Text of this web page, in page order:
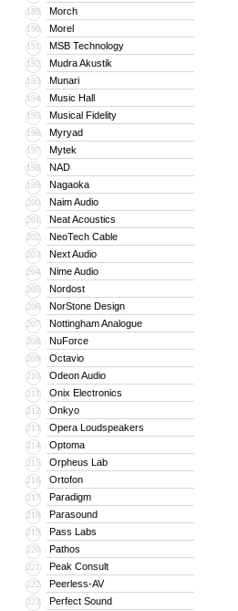
189 Morch
190 Morel
191 MSB Technology
192 Mudra Akustik
193 Munari
194 Music Hall
195 Musical Fidelity
196 Myryad
197 Mytek
198 NAD
199 Nagaoka
200 Naim Audio
201 Neat Acoustics
202 NeoTech Cable
203 Next Audio
204 Nime Audio
205 Nordost
206 NorStone Design
207 Nottingham Analogue
208 NuForce
209 Octavio
210 Odeon Audio
211 Onix Electronics
212 Onkyo
213 Opera Loudspeakers
214 Optoma
215 Orpheus Lab
216 Ortofon
217 Paradigm
218 Parasound
219 Pass Labs
220 Pathos
221 Peak Consult
222 Peerless-AV
223 Perfect Sound